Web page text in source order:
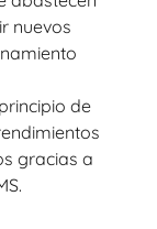
nuevos
de
gracias a